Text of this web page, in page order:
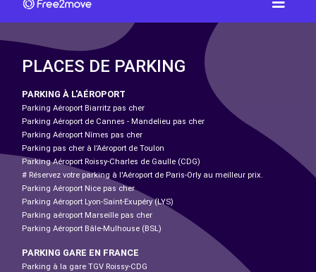
PLACES DE PARKING
PARKING À L'AÉROPORT
Parking Aéroport Biarritz pas cher
Parking Aéroport de Cannes - Mandelieu pas cher
Parking Aéroport Nîmes pas cher
Parking pas cher à l’Aéroport de Toulon
Parking Aéroport Roissy-Charles de Gaulle (CDG)
# Réservez votre parking à l'Aéroport de Paris-Orly au meilleur prix.
Parking Aéroport Nice pas cher
Parking Aéroport Lyon-Saint-Exupéry (LYS)
Parking aéroport Marseille pas cher
Parking Aéroport Bâle-Mulhouse (BSL)
PARKING GARE EN FRANCE
Parking à la gare TGV Roissy-CDG